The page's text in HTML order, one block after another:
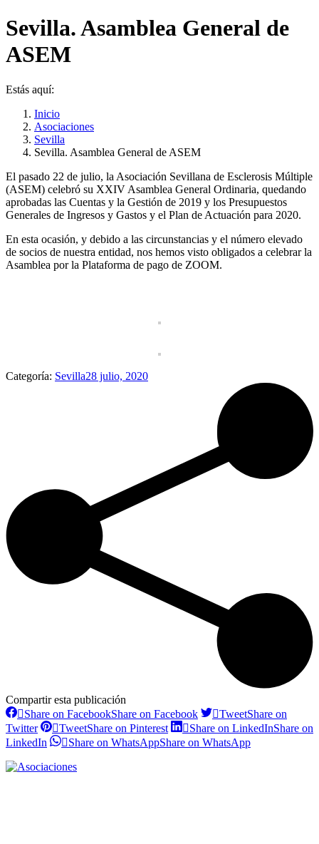
Sevilla. Asamblea General de
ASEM
Estás aquí:
Inicio
Asociaciones
Sevilla
Sevilla. Asamblea General de ASEM
El pasado 22 de julio, la Asociación Sevillana de Esclerosis Múltiple
(ASEM) celebró su XXIV Asamblea General Ordinaria, quedando
aprobadas las Cuentas y la Gestión de 2019 y los Presupuestos
Generales de Ingresos y Gastos y el Plan de Actuación para 2020.
En esta ocasión, y debido a las circunstancias y el número elevado
de socios de nuestra entidad, nos hemos visto obligados a celebrar la
Asamblea por la Plataforma de pago de ZOOM.
Categoría: Sevilla28 julio, 2020
Compartir esta publicación
Share on FacebookShare on Facebook TweetShare on
Twitter
TweetShare on Pinterest Share on LinkedInShare on
LinkedIn
Share on WhatsAppShare on WhatsApp